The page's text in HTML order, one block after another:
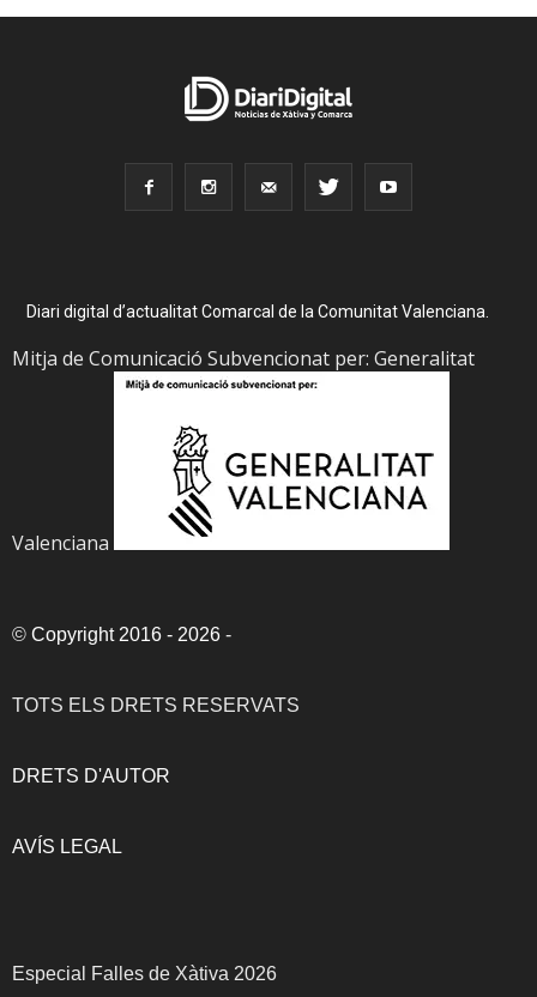
Diari digital d’actualitat Comarcal de la Comunitat Valenciana.
Mitja de Comunicació Subvencionat per: Generalitat
Valenciana
© Copyright 2016 - 2026 -
TOTS ELS DRETS RESERVATS
DRETS D'AUTOR
AVÍS LEGAL
Especial Falles de Xàtiva 2026